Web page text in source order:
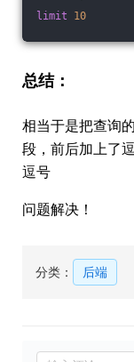
limit
10
总结：
相当于是把查询
段，前后加上了
逗号
问题解决！
分类： 后端